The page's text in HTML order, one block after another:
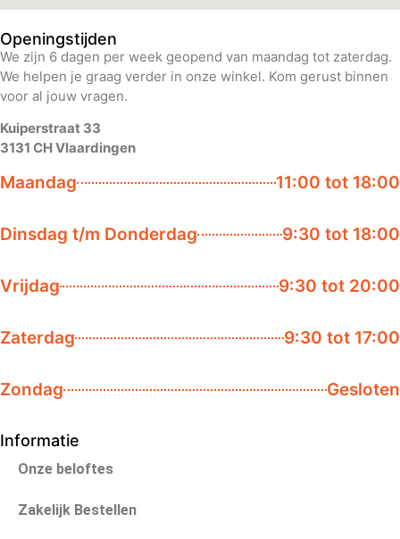
Openingstijden
We zijn 6 dagen per week geopend van maandag tot zaterdag.
We helpen je graag verder in onze winkel. Kom gerust binnen
voor al jouw vragen.
Kuiperstraat 33
3131 CH Vlaardingen
Maandag 11:00 tot 18:00
Dinsdag t/m Donderdag 9:30 tot 18:00
Vrijdag 9:30 tot 20:00
Zaterdag 9:30 tot 17:00
Zondag Gesloten
Informatie
Onze beloftes
Zakelijk Bestellen